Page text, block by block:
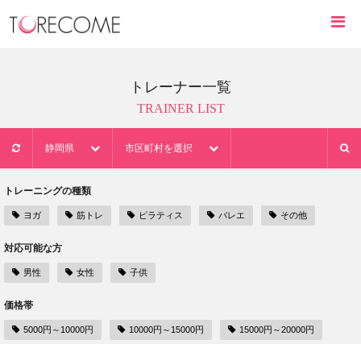
トレーナー一覧
TRAINER LIST
静岡県 市区町村を選択
トレーニングの種類
ヨガ 筋トレ ピラティス バレエ その他
対応可能な方
男性 女性 子供
価格帯
5000円～10000円 10000円～15000円 15000円～20000円